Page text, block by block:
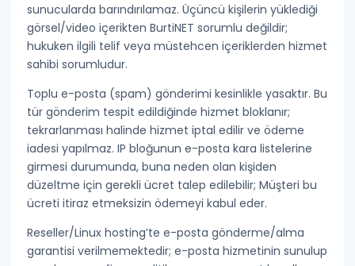
sunucularda barındırılamaz. Üçüncü kişilerin yüklediği
görsel/video içerikten BurtiNET sorumlu değildir;
hukuken ilgili telif veya müstehcen içeriklerden hizmet
sahibi sorumludur.
Toplu e-posta (spam) gönderimi kesinlikle yasaktır. Bu
tür gönderim tespit edildiğinde hizmet bloklanır;
tekrarlanması halinde hizmet iptal edilir veödeme
iadesi yapılmaz. IP bloğunun e-posta kara listelerine
girmesi durumunda, buna neden olan kişiden
düzeltme için gerekli ücret talep edilebilir; Müşteri bu
ücreti itiraz etmeksizin ödemeyi kabul eder.
Reseller/Linux hosting’tee-posta gönderme/alma
garantisi verilmemektedir; e-posta hizmetinin sunulup